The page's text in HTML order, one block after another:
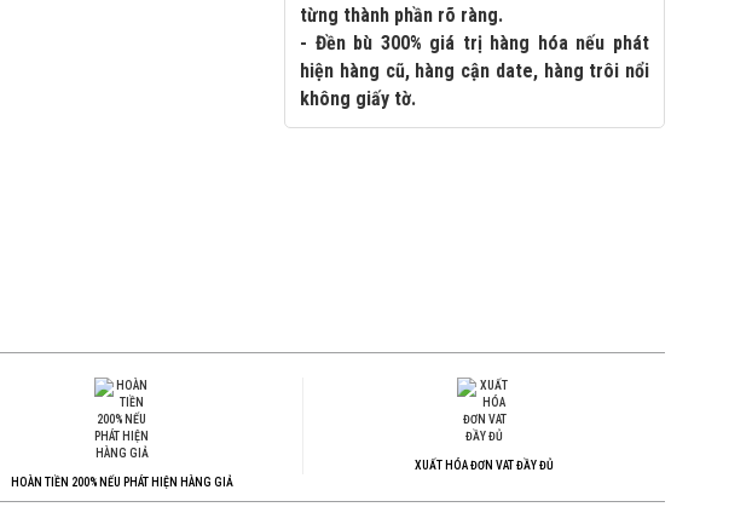
từng thành phần rõ ràng.
- Đền bù 300% giá trị hàng hóa nếu phát
hiện hàng cũ, hàng cận date, hàng trôi nổi
không giấy tờ.
HOÀN TIỀN 200% NẾU PHÁT HIỆN HÀNG GIẢ
XUẤT HÓA ĐƠN VAT ĐẦY ĐỦ